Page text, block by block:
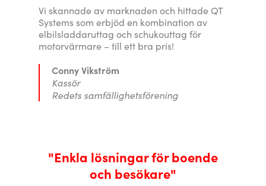
Vi skannade av marknaden och hittade QT
Systems som erbjöd en kombination av
elbilsladdaruttag och schukouttag för
motorvärmare – till ett bra pris!
Conny Vikström
Kassör
Redets samfällighetsförening
"Enkla lösningar för boende
och besökare"